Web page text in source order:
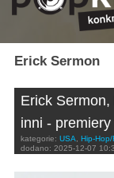
Erick Sermon
Erick
inni -
kategorie: USA, Hip-Hop/
dodano: 2025-12-07